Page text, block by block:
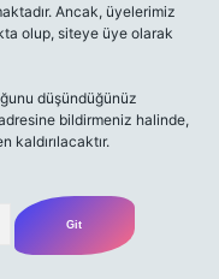
Ancak, üyelerimiz
olup, siteye üye olarak
düşündüğünüz
bildirmeniz halinde,
kaldırılacaktır.